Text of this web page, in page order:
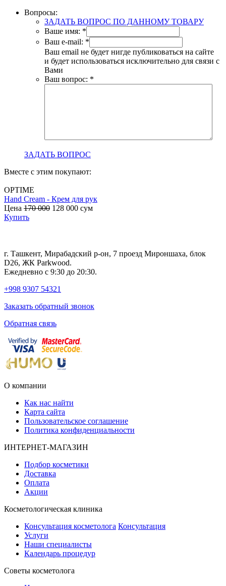
Вопросы:
ЗАДАТЬ ВОПРОС ПО ДАННОМУ ТОВАРУ
Ваше имя: *
Ваш e-mail: *
Ваш email не будет нигде публиковаться на сайте
и будет использоваться исключительно для связи с
Вами
Ваш вопрос: *
ЗАДАТЬ ВОПРОС
Вместе с этим покупают:
OPTIME
Hand Cream - Крем для рук
Цена 170 000 128 000 сум
Купить
г. Ташкент, Мирабадский р-он, 7 проезд Мироншаха, блок
D26, ЖК Раrkwood.
Ежедневно с 9:30 до 20:30.
+998 9307 54321
Заказать обратный звонок
Обратная связь
О компании
Как нас найти
Карта сайта
Пользовательское соглашение
Политика конфиденциальности
ИНТЕРНЕТ-МАГАЗИН
Подбор косметики
Доставка
Оплата
Акции
Косметологическая клиника
Консультация косметолога Консультация
Услуги
Наши специалисты
Календарь процедур
Cоветы косметолога